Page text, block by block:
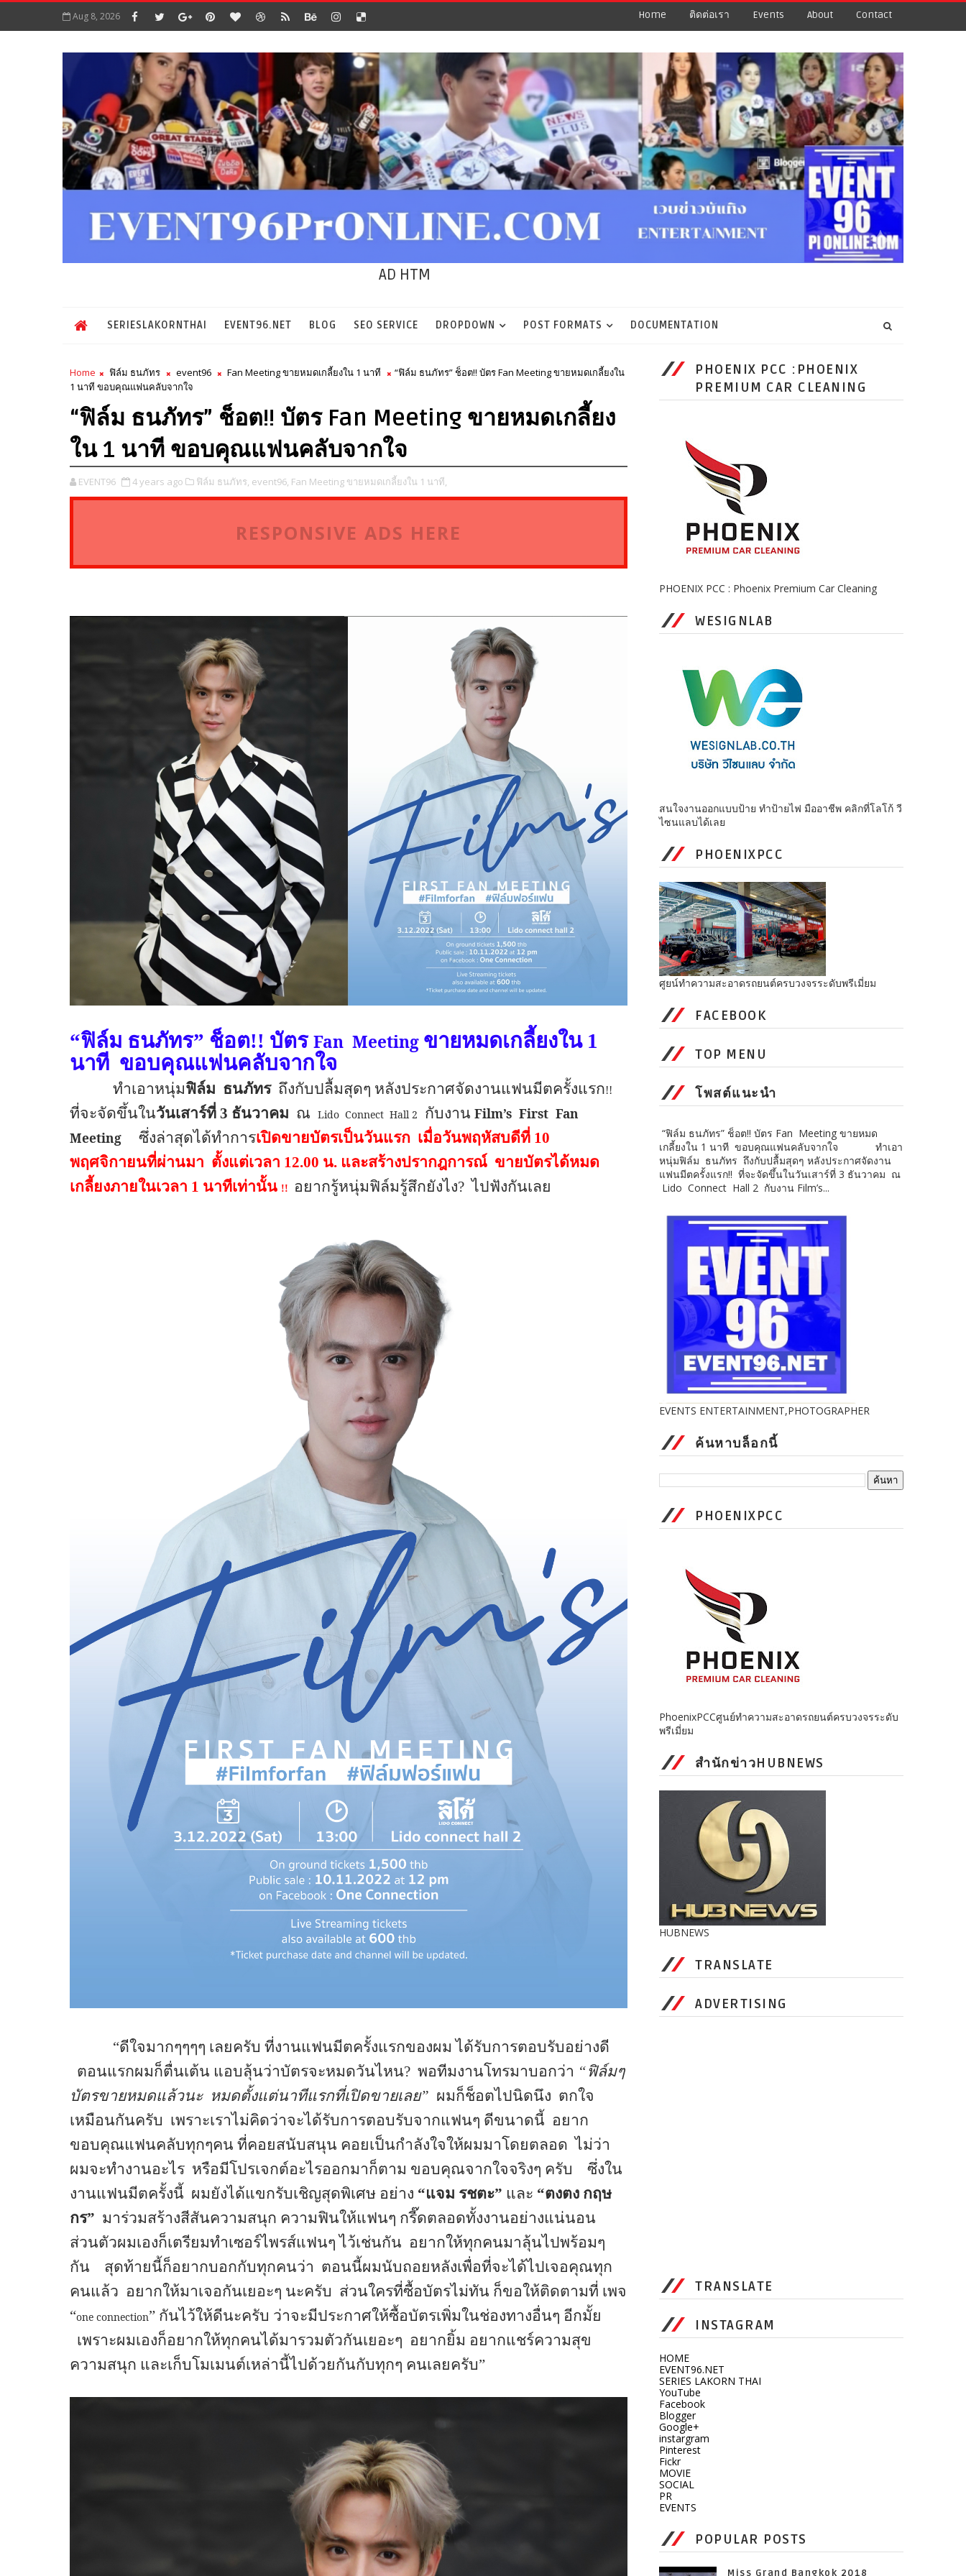
Aug 8, 2026 Home ติดต่อเรา Events About Contact
AD HTM
SERIESLAKORNTHAI EVENT96.NET BLOG SEO SERVICE DROPDOWN POST FORMATS DOCUMENTATION
Home ฟิล์ม ธนภัทร event96 Fan Meeting ขายหมดเกลี้ยงใน 1 นาที
“ฟิล์ม ธนภัทร” ช็อต!! บัตร Fan Meeting ขายหมดเกลี้ยงใน
1 นาที ขอบคุณแฟนคลับจากใจ
“ฟิล์ม ธนภัทร” ช็อต!! บัตร Fan Meeting ขายหมดเกลี้ยง
ใน 1 นาที ขอบคุณแฟนคลับจากใจ
EVENT96 4 years ago ฟิล์ม ธนภัทร, event96, Fan Meeting ขายหมดเกลี้ยงใน 1 นาที,
RESPONSIVE ADS HERE
“ฟิล์ม ธนภัทร” ช็อต!! บัตรFan Meeting ขายหมดเกลี้ยงใน 1
นาที ขอบคุณแฟนคลับจากใจ
ทำเอาหนุ่มฟิล์ม ธนภัทร ถึงกับปลื้มสุดๆ หลังประกาศจัดงานแฟนมีตครั้งแรก!!
ที่จะจัดขึ้นในวันเสาร์ที่ 3 ธันวาคม ณ Lido Connect Hall 2 กับงาน Film’s First Fan
Meeting
ซึ่งล่าสุดได้ทำการเปิดขายบัตรเป็นวันแรก เมื่อวันพฤหัสบดีที่ 10
พฤศจิกายนที่ผ่านมา ตั้งแต่เวลา 12.00 น. และสร้างปรากฎการณ์ ขายบัตรได้หมด
เกลี้ยงภายในเวลา 1 นาทีเท่านั้น !! อยากรู้หนุ่มฟิล์มรู้สึกยังไง? ไปฟังกันเลย
“ดีใจมากๆๆๆๆ เลยครับ ที่งานแฟนมีตครั้งแรกของผม ได้รับการตอบรับอย่างดี
ตอนแรกผมก็ตื่นเต้น แอบลุ้นว่าบัตรจะหมดวันไหน? พอทีมงานโทรมาบอกว่า “ฟิล์มๆ
บัตรขายหมดแล้วนะ หมดตั้งแต่นาทีแรกที่เปิดขายเลย” ผมก็ช็อตไปนิดนึง ตกใจ
เหมือนกันครับ เพราะเราไม่คิดว่าจะได้รับการตอบรับจากแฟนๆ ดีขนาดนี้ อยาก
ขอบคุณแฟนคลับทุกๆคน ที่คอยสนับสนุน คอยเป็นกำลังใจให้ผมมาโดยตลอด ไม่ว่า
ผมจะทำงานอะไร หรือมีโปรเจกต์อะไรออกมาก็ตาม ขอบคุณจากใจจริงๆ ครับ
ซึ่งใน
งานแฟนมีตครั้งนี้ ผมยังได้แขกรับเชิญสุดพิเศษ อย่าง “แจม รชตะ” และ “ตงตง กฤษ
กร” มาร่วมสร้างสีสันความสนุก ความฟินให้แฟนๆ กรี๊ดตลอดทั้งงานอย่างแน่นอน
ส่วนตัวผมเองก็เตรียมทำเซอร์ไพรส์แฟนๆ ไว้เช่นกัน อยากให้ทุกคนมาลุ้นไปพร้อมๆ
กัน
สุดท้ายนี้ก็อยากบอกกับทุกคนว่า ตอนนี้ผมนับถอยหลังเพื่อที่จะได้ไปเจอคุณทุก
คนแล้ว อยากให้มาเจอกันเยอะๆ นะครับ ส่วนใครที่ซื้อบัตรไม่ทัน ก็ขอให้ติดตามที่ เพจ
“one connection” กันไว้ให้ดีนะครับ ว่าจะมีประกาศให้ซื้อบัตรเพิ่มในช่องทางอื่นๆ อีกมั้ย
เพราะผมเองก็อยากให้ทุกคนได้มารวมตัวกันเยอะๆ อยากยิ้ม อยากแชร์ความสุข
ความสนุก และเก็บโมเมนต์เหล่านี้ไปด้วยกันกับทุกๆ คนเลยครับ”
PHOENIX PCC :PHOENIX
PREMIUM CAR CLEANING
PHOENIX PCC : Phoenix Premium Car Cleaning
WESIGNLAB
สนใจงานออกแบบป้าย ทำป้ายไฟ มืออาชีพ คลิกที่โลโก้ วี
ไซนแลบได้เลย
PHOENIXPCC
ศูยน์ทำความสะอาดรถยนต์ครบวงจรระดับพรีเมี่ยม
FACEBOOK
TOP MENU
โพสต์แนะนำ
“ฟิล์ม ธนภัทร” ช็อต!! บัตร Fan Meeting ขายหมด
เกลี้ยงใน 1 นาที ขอบคุณแฟนคลับจากใจ ทำเอา
หนุ่มฟิล์ม ธนภัทร ถึงกับปลื้มสุดๆ หลังประกาศจัดงาน
แฟนมีตครั้งแรก!! ที่จะจัดขึ้นในวันเสาร์ที่ 3 ธันวาคม ณ
Lido Connect Hall 2 กับงาน Film’s...
EVENTS ENTERTAINMENT,PHOTOGRAPHER
ค้นหาบล็อกนี้
PHOENIXPCC
PhoenixPCCศูนย์ทำความสะอาดรถยนต์ครบวงจรระดับ
พรีเมี่ยม
สำนักข่าวHUBNEWS
HUBNEWS
TRANSLATE
ADVERTISING
TRANSLATE
INSTAGRAM
HOME
EVENT96.NET
SERIES LAKORN THAI
YouTube
Facebook
Blogger
Google+
instargram
Pinterest
Fickr
MOVIE
SOCIAL
PR
EVENTS
POPULAR POSTS
Miss Grand Bangkok 2018